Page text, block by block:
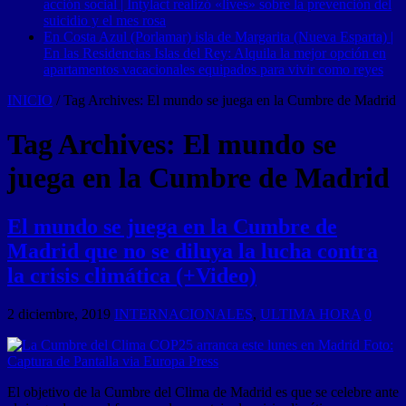
acción social | Intylact realizó «lives» sobre la prevención del
suicidio y el mes rosa
En Costa Azul (Porlamar) isla de Margarita (Nueva Esparta) |
En las Residencias Islas del Rey: Alquila la mejor opción en
apartamentos vacacionales equipados para vivir como reyes
INICIO / Tag Archives: El mundo se juega en la Cumbre de Madrid
Tag Archives: El mundo se
juega en la Cumbre de Madrid
El mundo se juega en la Cumbre de
Madrid que no se diluya la lucha contra
la crisis climática (+Video)
2 diciembre, 2019 INTERNACIONALES, ULTIMA HORA 0
El objetivo de la Cumbre del Clima de Madrid es que se celebre ante